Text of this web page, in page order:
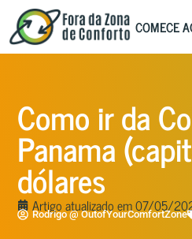
COMECE
Como ir da
Panama
dólares
Artigo atualizado em07/05/
Rodrigo @ OutofYourComfortZone